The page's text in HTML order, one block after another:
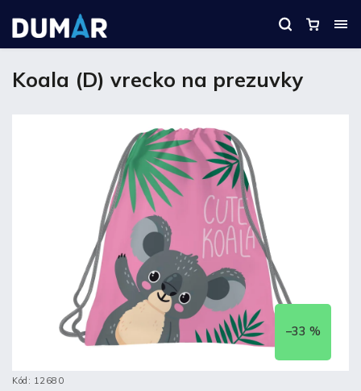
Koala (D) vrecko na prezuvky
–33 %
Kód: 12680